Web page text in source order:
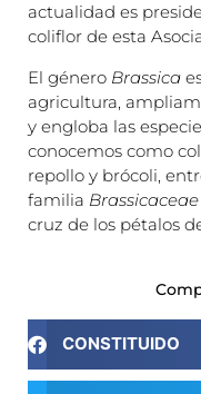
actualidad es
coliflor de esta
El género Brassica
agricultura,
y engloba las
conocemos como
repollo y brócoli,
familia Brassicaceae
cruz de los pétalos